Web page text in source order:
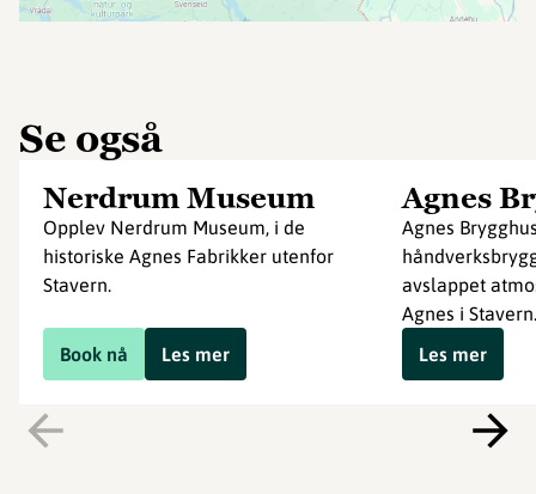
Se også
Nerdrum Museum
Opplev Nerdrum Museum, i de
historiske Agnes Fabrikker utenfor
Stavern.
Book nå Les mer
Agnes
Agnes
avslappet
Agnes i Stavern.
Les mer